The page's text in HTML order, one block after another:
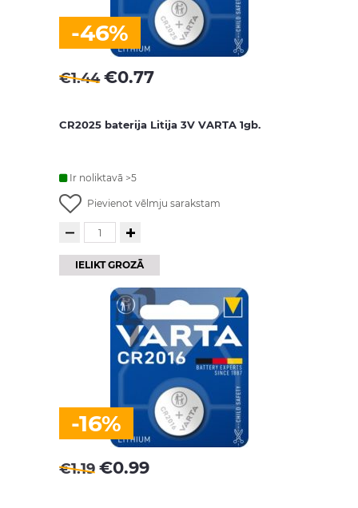
-46%
€1.44 €0.77
CR2025 baterija Litija 3V VARTA 1gb.
Ir noliktavā >5
Pievienot vēlmju sarakstam
IELIKT GROZĀ
-16%
€1.19 €0.99